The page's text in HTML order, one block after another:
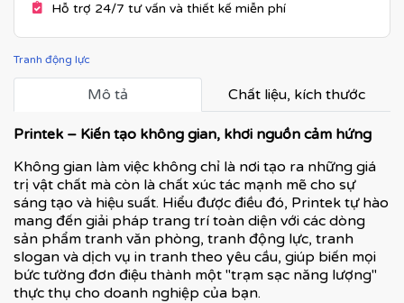
Hỗ trợ 24/7 tư vấn và thiết kế miễn phí
Tranh động lực
Mô tả Chất liệu, kích thước
Printek – Kiến tạo không gian, khơi nguồn cảm hứng
Không gian làm việc không chỉ là nơi tạo ra những giá
trị vật chất mà còn là chất xúc tác mạnh mẽ cho sự
sáng tạo và hiệu suất. Hiểu được điều đó, Printek tự hào
mang đến giải pháp trang trí toàn diện với các dòng
sản phẩm tranh văn phòng, tranh động lực, tranh
slogan và dịch vụ in tranh theo yêu cầu, giúp biến mọi
bức tường đơn điệu thành một "trạm sạc năng lượng"
thực thụ cho doanh nghiệp của bạn.